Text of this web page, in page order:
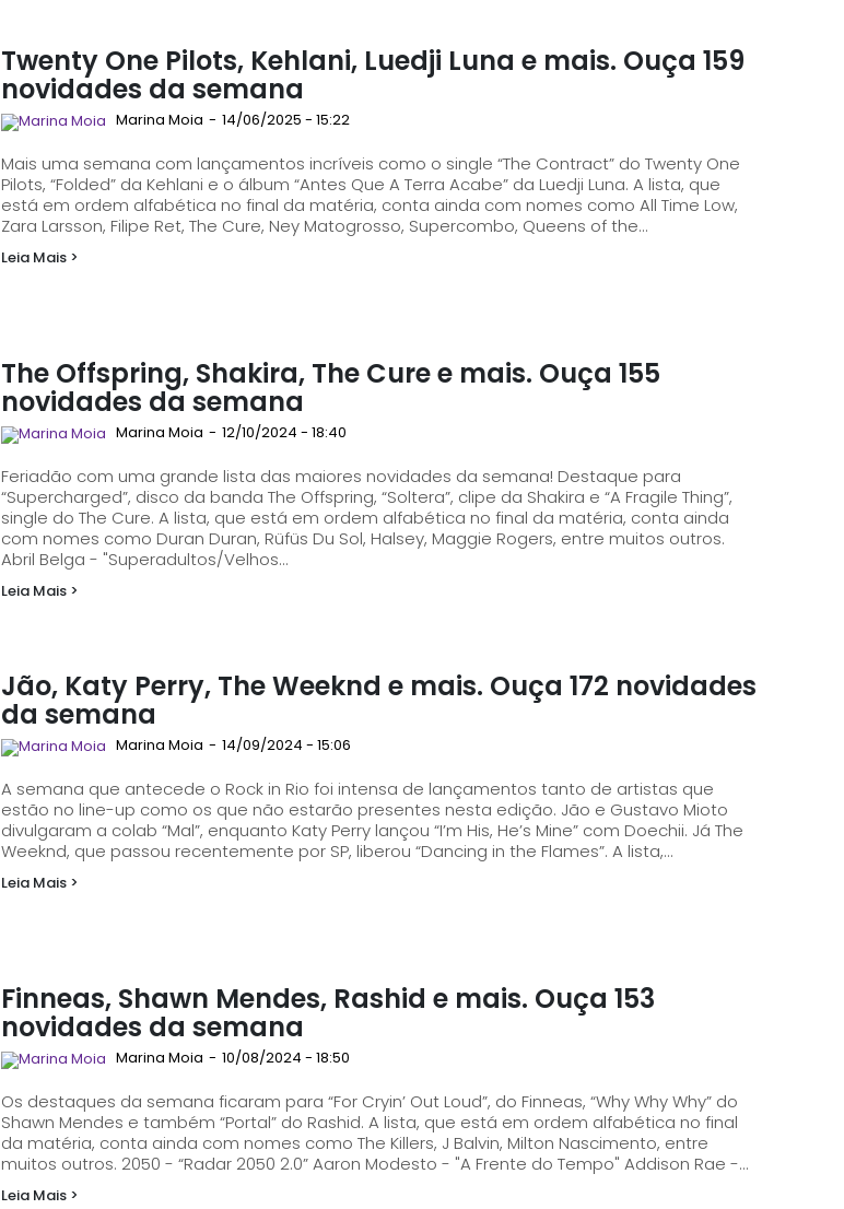
Twenty One Pilots, Kehlani, Luedji Luna e mais. Ouça 159
novidades da semana
Marina Moia - 14/06/2025 - 15:22
Mais uma semana com lançamentos incríveis como o single “The Contract” do Twenty One
Pilots, “Folded” da Kehlani e o álbum “Antes Que A Terra Acabe” da Luedji Luna. A lista, que
está em ordem alfabética no final da matéria, conta ainda com nomes como All Time Low,
Zara Larsson, Filipe Ret, The Cure, Ney Matogrosso, Supercombo, Queens of the...
Leia Mais >
The Offspring, Shakira, The Cure e mais. Ouça 155
novidades da semana
Marina Moia - 12/10/2024 - 18:40
Feriadão com uma grande lista das maiores novidades da semana! Destaque para
“Supercharged”, disco da banda The Offspring, “Soltera”, clipe da Shakira e “A Fragile Thing”,
single do The Cure. A lista, que está em ordem alfabética no final da matéria, conta ainda
com nomes como Duran Duran, Rüfüs Du Sol, Halsey, Maggie Rogers, entre muitos outros.
Abril Belga - "Superadultos/Velhos...
Leia Mais >
Jão, Katy Perry, The Weeknd e mais. Ouça 172 novidades
da semana
Marina Moia - 14/09/2024 - 15:06
A semana que antecede o Rock in Rio foi intensa de lançamentos tanto de artistas que
estão no line-up como os que não estarão presentes nesta edição. Jão e Gustavo Mioto
divulgaram a colab “Mal”, enquanto Katy Perry lançou “I’m His, He’s Mine” com Doechii. Já The
Weeknd, que passou recentemente por SP, liberou “Dancing in the Flames”. A lista,...
Leia Mais >
Finneas, Shawn Mendes, Rashid e mais. Ouça 153
novidades da semana
Marina Moia - 10/08/2024 - 18:50
Os destaques da semana ficaram para “For Cryin’ Out Loud”, do Finneas, “Why Why Why” do
Shawn Mendes e também “Portal” do Rashid. A lista, que está em ordem alfabética no final
da matéria, conta ainda com nomes como The Killers, J Balvin, Milton Nascimento, entre
muitos outros. 2050 - “Radar 2050 2.0” Aaron Modesto - "A Frente do Tempo" Addison Rae -...
Leia Mais >